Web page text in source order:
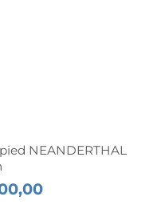
NEANDERTHAL